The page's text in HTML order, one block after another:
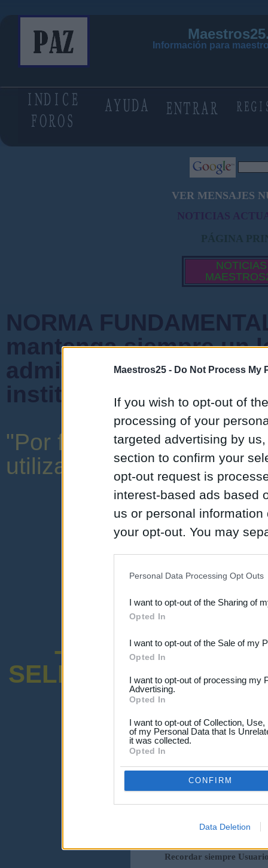
Maestros25 - Do Not Process My
If you wish to opt-out of
processing of your
targeted advertising by
section to confirm your
opt-out request is
interest-based ads based
us or personal
your opt-out. You may
Downstream Participants
third parties.
Personal Data Processing Opt Outs
I want to opt-out of the Sharing of
Opted In
I want to opt-out of the Sale of my
Opted In
I want to opt-out of processing my
Advertising.
Opted In
I want to opt-out of Collection,
of my Personal Data that Is
it was collected.
Opted In
CONFIRM
Data Deletion
Información para
VER MENSAJES
NOTICIAS
PÁGINA
NOTICIAS
NORMA
mantenga siempre un
admiten mensajes
instituciones ni que
"Por favor, no abuse de
utilizar una expresión y
-ENCUESTA
SELECTIVO
¡Advertencia!
Por favor ingresa abajo o haz clic-
Ingresar
Recordar siempre